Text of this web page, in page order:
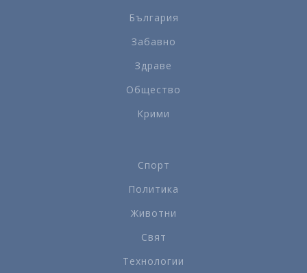
България
Забавно
Здраве
Общество
Крими
Спорт
Политика
Животни
Свят
Технологии